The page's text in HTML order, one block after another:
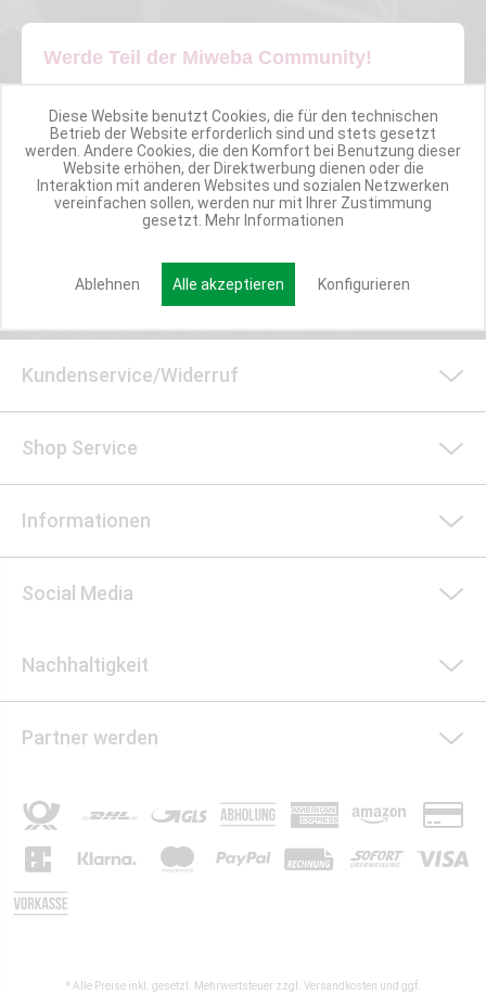
Werde Teil der Miweba Community!
Verpasse nie wieder exklusive Newsletter-Rabatte und Aktionen
E-MAIL*
Kundenservice/Widerruf
Shop Service
Informationen
Social Media
Nachhaltigkeit
Partner werden
* Alle Preise inkl. gesetzl. Mehrwertsteuer zzgl. Versandkosten und ggf.
Diese Website benutzt Cookies, die für den technischen
Betrieb der Website erforderlich sind und stets gesetzt
werden. Andere Cookies, die den Komfort bei Benutzung dieser
Website erhöhen, der Direktwerbung dienen oder die
Interaktion mit anderen Websites und sozialen Netzwerken
vereinfachen sollen, werden nur mit Ihrer Zustimmung
gesetzt. Mehr Informationen
Ablehnen Alle akzeptieren Konfigurieren